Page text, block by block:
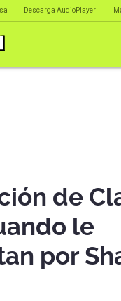
Descarga AudioPlayer
de
le
por